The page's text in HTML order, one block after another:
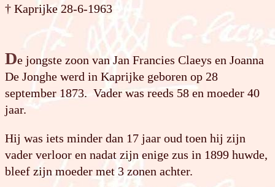
† Kaprijke 28-6-1963
De jongste zoon van Jan Francies Claeys en Joanna
De Jonghe werd in Kaprijke geboren op 28
september 1873. Vader was reeds 58 en moeder 40
jaar.
Hij was iets minder dan 17 jaar oud toen hij zijn
vader verloor en nadat zijn enige zus in 1899 huwde,
bleef zijn moeder met 3 zonen achter.